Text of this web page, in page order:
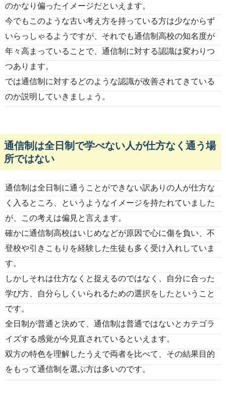
のかなり偏ったイメージだといえます。
今でもこのような古い考え方を持っている方は少なからず
いらっしゃるようですが、それでも通信制高校の知名度が
年々高まっていることで、通信制に対する認識は変わりつ
つあります。
では通信制に対するどのような認識が改善されてきている
のか説明していきましょう。
通信制は全日制で学べない人が仕方なく通う場
所ではない
通信制は全日制に通うことができない訳ありの人が仕方な
く入るところ、というようなイメージを持たれていました
が、この考えは偏見と言えます。
確かに通信制高校はいじめなどが原因で心に傷を負い、不
登校や引きこもりを経験した生徒も多く受け入れしていま
す。
しかしそれは仕方なくと捉えるのではなく、自分に合った
学び方、自分らしくいられるための選択をしたということ
です。
全日制が普通と決めて、通信制は普通ではないとカテゴラ
イズする感覚が今見直されているといえます。
双方の特色を理解したうえで両者を比べて、その結果目的
をもって通信制を選ぶ方は多いのです。